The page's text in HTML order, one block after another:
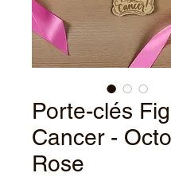
Porte-clés
Cancer -
Rose